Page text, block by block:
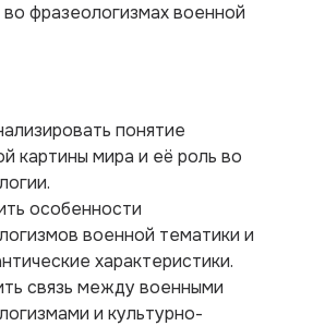
фразеологизмах военной
понятие
картины мира и её роль во
особенности
военной тематики и
характеристики.
связь между военными
и культурно-